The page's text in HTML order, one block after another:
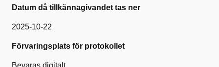
Datum då tillkännagivandet tas ner
2025-10-22
Förvaringsplats för protokollet
Bevaras digitalt